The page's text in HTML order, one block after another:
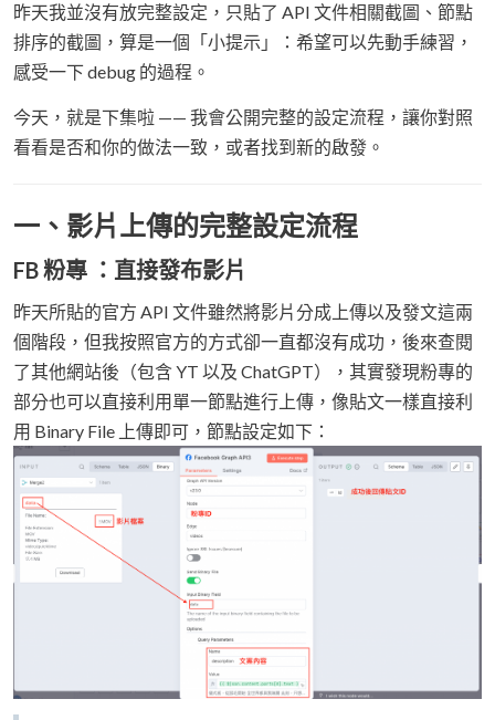
昨天我並沒有放完整設定，只貼了 API 文件相關截圖、節點
排序的截圖，算是一個「小提示」：希望可以先動手練習，
感受一下 debug 的過程。
今天，就是下集啦 —— 我會公開完整的設定流程，讓你對照
看看是否和你的做法一致，或者找到新的啟發。
一、影片上傳的完整設定流程
FB 粉專 ：直接發布影片
昨天所貼的官方 API 文件雖然將影片分成上傳以及發文這兩
個階段，但我按照官方的方式卻一直都沒有成功，後來查閱
了其他網站後（包含 YT 以及 ChatGPT），其實發現粉專的
部分也可以直接利用單一節點進行上傳，像貼文一樣直接利
用 Binary File 上傳即可，節點設定如下：